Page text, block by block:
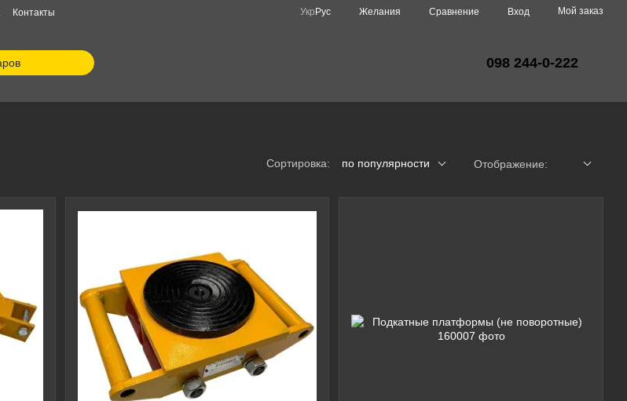
Контакты Укр Рус Желания Сравнение Вход Мой заказ
098 244-0-222
Сортировка: по популярности Отображение: